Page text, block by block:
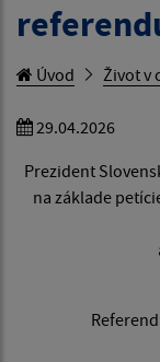
Úvod Život v
29.04.2026
Prezident
na základe